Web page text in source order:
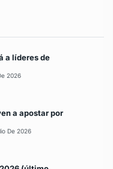
a líderes de
2026
a apostar por
De 2026